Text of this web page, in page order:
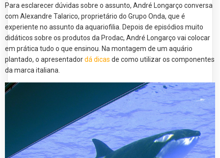
Para esclarecer dúvidas sobre o assunto, André Longarço conversa
com Alexandre Talarico, proprietário do Grupo Onda, que é
experiente no assunto da aquariofilia. Depois de episódios muito
didáticos sobre os produtos da Prodac, André Longarço vai colocar
em prática tudo o que ensinou. Na montagem de um aquário
plantado, o apresentadordá dicas de como utilizar os componentes
da marca italiana.